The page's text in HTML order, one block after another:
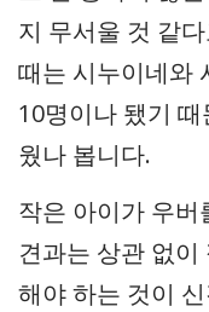
지 무서울 것 같
때는 시누이네와
10명이나 됐기
웠나 봅니다.
작은 아이가 우버
견과는 상관 없
해야 하는 것이